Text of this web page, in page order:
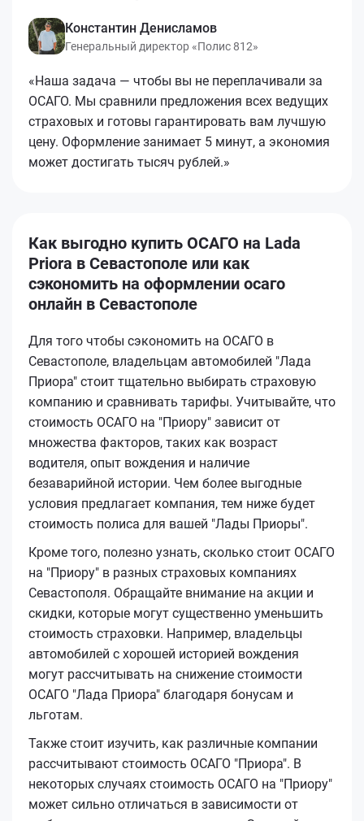
Константин Денисламов
Генеральный директор «Полис 812»
«Наша задача — чтобы вы не переплачивали за
ОСАГО. Мы сравнили предложения всех ведущих
страховых и готовы гарантировать вам лучшую
цену. Оформление занимает 5 минут, а экономия
может достигать тысяч рублей.»
Как выгодно купить ОСАГО на Lada
Priora в Севастополе или как
сэкономить на оформлении осаго
онлайн в Севастополе
Для того чтобы сэкономить на ОСАГО в
Севастополе, владельцам автомобилей "Лада
Приора" стоит тщательно выбирать страховую
компанию и сравнивать тарифы. Учитывайте, что
стоимость ОСАГО на "Приору" зависит от
множества факторов, таких как возраст
водителя, опыт вождения и наличие
безаварийной истории. Чем более выгодные
условия предлагает компания, тем ниже будет
стоимость полиса для вашей "Лады Приоры".
Кроме того, полезно узнать, сколько стоит ОСАГО
на "Приору" в разных страховых компаниях
Севастополя. Обращайте внимание на акции и
скидки, которые могут существенно уменьшить
стоимость страховки. Например, владельцы
автомобилей с хорошей историей вождения
могут рассчитывать на снижение стоимости
ОСАГО "Лада Приора" благодаря бонусам и
льготам.
Также стоит изучить, как различные компании
рассчитывают стоимость ОСАГО "Приора". В
некоторых случаях стоимость ОСАГО на "Приору"
может сильно отличаться в зависимости от